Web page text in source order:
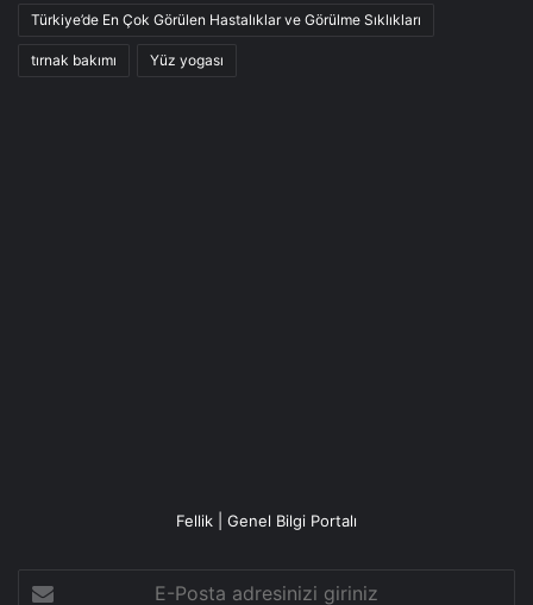
Türkiye’de En Çok Görülen Hastalıklar ve Görülme Sıklıkları
tırnak bakımı Yüz yogası
Fellik | Genel Bilgi Portalı